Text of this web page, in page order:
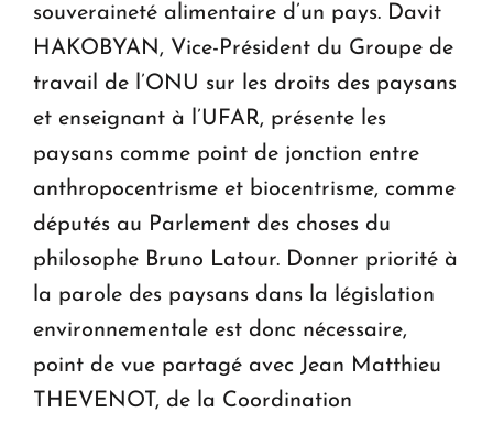
souveraineté alimentaire d’un pays. Davit
HAKOBYAN, Vice-Président du Groupe de
travail de l’ONU sur les droits des paysans
et enseignant à l’UFAR, présente les
paysans comme point de jonction entre
anthropocentrisme et biocentrisme, comme
députés au Parlement des choses du
philosophe Bruno Latour. Donner priorité à
la parole des paysans dans la législation
environnementale est donc nécessaire,
point de vue partagé avec Jean Matthieu
THEVENOT, de la Coordination